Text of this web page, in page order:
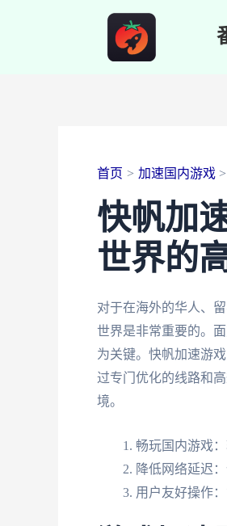
首页 加速国内游戏
快帆加
世界的
对于在海外的华人、
世界是非常重要的。
为关键。快帆加速游
过专门优化的线路和
境。
畅玩国内游戏
降低网络延迟
用户友好操作